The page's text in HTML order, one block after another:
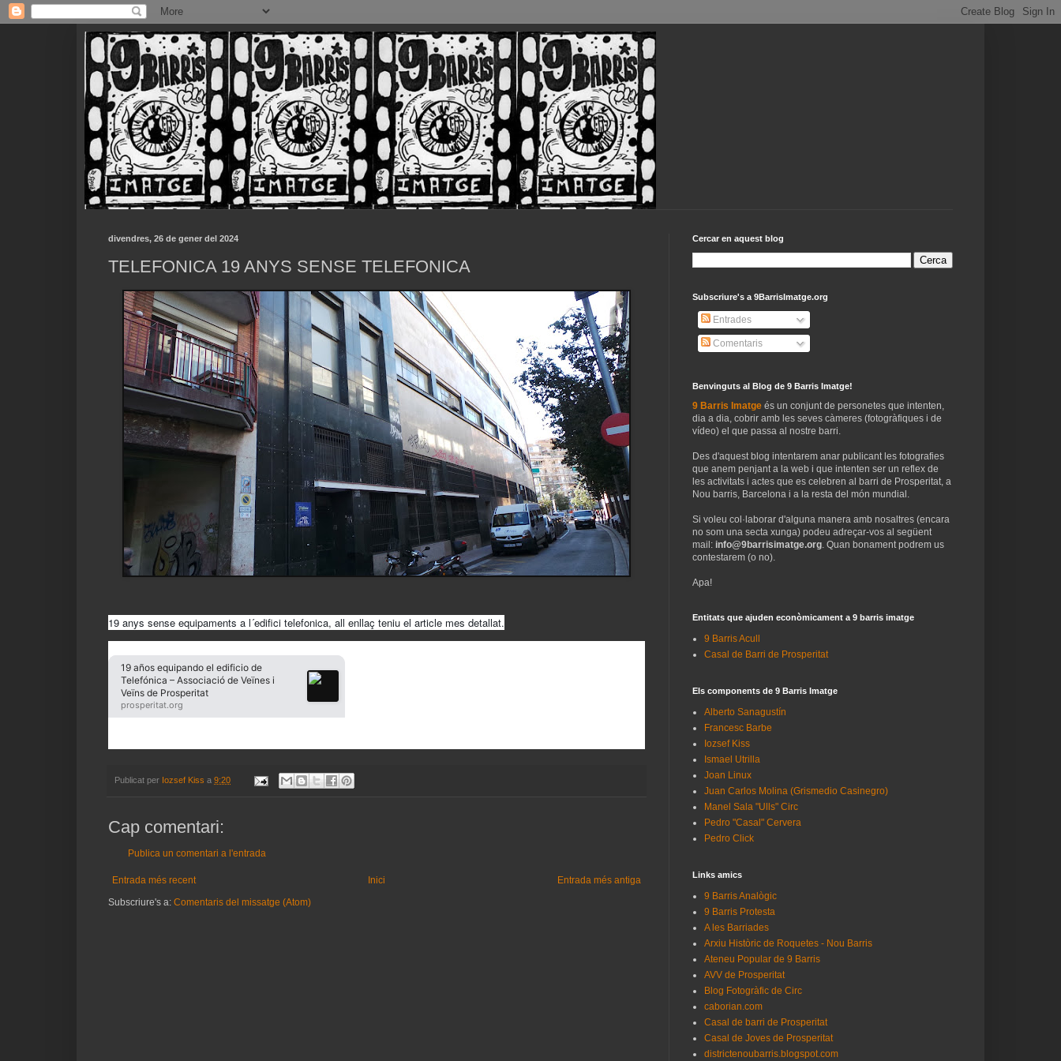
divendres, 26 de gener del 2024
TELEFONICA 19 ANYS SENSE TELEFONICA
19 anys sense equipaments a l´edifici telefonica, all enllaç teniu el article mes detallat.
19 años equipando el edificio de
Telefónica – Associació de Veïnes i
Veïns de Prosperitat
prosperitat.org
Publicat per Iozsef Kiss a 9:20
Cap comentari:
Publica un comentari a l'entrada
Entrada més recent Entrada més antiga
Inici
Subscriure's a: Comentaris del missatge (Atom)
Cercar en aquest blog
Subscriure's a 9BarrisImatge.org
Entrades
Comentaris
Benvinguts al Blog de 9 Barris Imatge!
9 Barris Imatge és un conjunt de personetes que intenten,
dia a dia, cobrir amb les seves càmeres (fotogràfiques i de
vídeo) el que passa al nostre barri.
Des d'aquest blog intentarem anar publicant les fotografies
que anem penjant a la web i que intenten ser un reflex de
les activitats i actes que es celebren al barri de Prosperitat, a
Nou barris, Barcelona i a la resta del món mundial.
Si voleu col·laborar d'alguna manera amb nosaltres (encara
no som una secta xunga) podeu adreçar-vos al següent
mail: info@9barrisimatge.org. Quan bonament podrem us
contestarem (o no).
Apa!
Entitats que ajuden econòmicament a 9 barris imatge
9 Barris Acull
Casal de Barri de Prosperitat
Els components de 9 Barris Imatge
Alberto Sanagustín
Francesc Barbe
Iozsef Kiss
Ismael Utrilla
Joan Linux
Juan Carlos Molina (Grismedio Casinegro)
Manel Sala "Ulls" Circ
Pedro "Casal" Cervera
Pedro Click
Links amics
9 Barris Analògic
9 Barris Protesta
A les Barriades
Arxiu Històric de Roquetes - Nou Barris
Ateneu Popular de 9 Barris
AVV de Prosperitat
Blog Fotogràfic de Circ
caborian.com
Casal de barri de Prosperitat
Casal de Joves de Prosperitat
districtenoubarris.blogspot.com